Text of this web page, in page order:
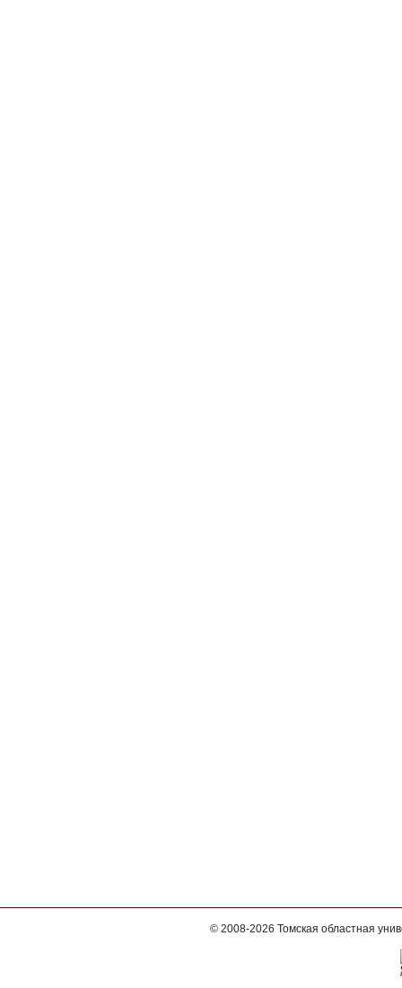
© 2008-2026 Томская областная